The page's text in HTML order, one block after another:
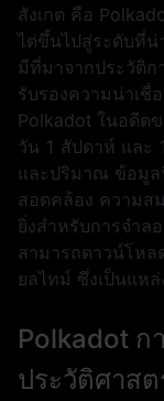
สังเกต คือ
ไต่ขึ้นไปสู่ระดับที่น่
มีที่มาจากประวัติก
รับรองความน่าเชื่
Polkadot ในอดีตข
วัน 1 สัปดาห์ และ
และปริมาณ ข้อมูล
สอดคล้อง ความส
ยิ่งสำหรับการจำ
สามารถดาวน์โหล
ยลไทม์ ซึ่งเป็นแห
Polkadot ก
ประวัติศาส